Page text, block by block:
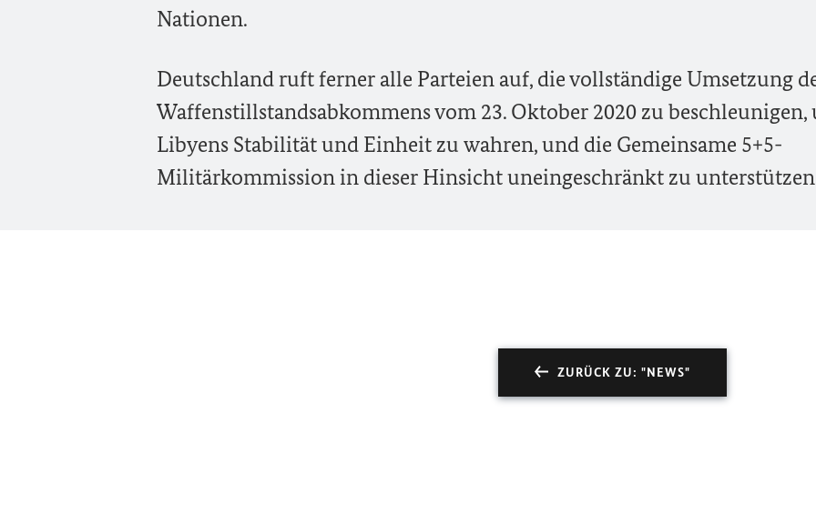
Nationen.
Deutschland ruft ferner alle Parteien auf, die vollständige Umsetzung
Waffenstillstandsabkommens vom 23. Oktober 2020 zu beschleunigen,
Libyens Stabilität und Einheit zu wahren, und die Gemeinsame 5+5-
Militärkommission in dieser Hinsicht uneingeschränkt zu
ZURÜCK ZU: "NEWS"